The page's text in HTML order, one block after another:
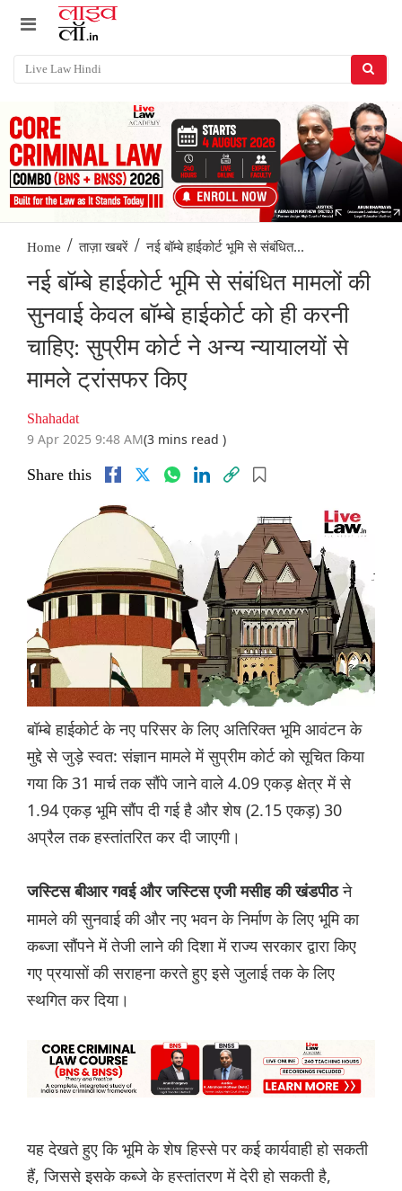
Home / ताज़ा खबरें / नई बॉम्बे हाईकोर्ट भूमि से संबंधित...
नई बॉम्बे हाईकोर्ट भूमि से संबंधित मामलों की
सुनवाई केवल बॉम्बे हाईकोर्ट को ही करनी
चाहिए: सुप्रीम कोर्ट ने अन्य न्यायालयों से
मामले ट्रांसफर किए
Shahadat
9 Apr 2025 9:48 AM(3 mins read )
Share this
बॉम्बे हाईकोर्ट के नए परिसर के लिए अतिरिक्त भूमि आवंटन के
मुद्दे से जुड़े स्वत: संज्ञान मामले में सुप्रीम कोर्ट को सूचित किया
गया कि 31 मार्च तक सौंपे जाने वाले 4.09 एकड़ क्षेत्र में से
1.94 एकड़ भूमि सौंप दी गई है और शेष (2.15 एकड़) 30
अप्रैल तक हस्तांतरित कर दी जाएगी।
जस्टिस बीआर गवई और जस्टिस एजी मसीह की खंडपीठने
मामले की सुनवाई की और नए भवन के निर्माण के लिए भूमि का
कब्जा सौंपने में तेजी लाने की दिशा में राज्य सरकार द्वारा किए
गए प्रयासों की सराहना करते हुए इसे जुलाई तक के लिए
स्थगित कर दिया।
यह देखते हुए कि भूमि के शेष हिस्से पर कई कार्यवाही हो सकती
हैं, जिससे इसके कब्जे के हस्तांतरण में देरी हो सकती है,